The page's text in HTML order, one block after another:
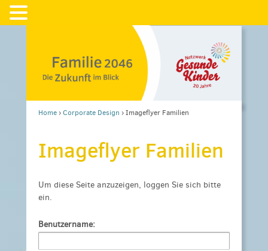
Home›Corporate Design ›Imageflyer Familien
Imageflyer Familien
Um diese Seite anzuzeigen, loggen Sie sich bitte
ein.
Benutzername: